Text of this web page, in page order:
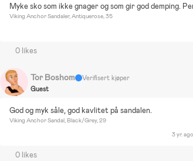
Myke sko som ikke gnager og som gir god demping.
Viking Anchor Sandaler, Antiquerose, 35
0 likes
Tor Boshom
Verifisert kjøper
Guest
God og myk såle, god kavlitet på sandalen.
Viking Anchor Sandal, Black/Grey, 29
3 yr. ago
0 likes